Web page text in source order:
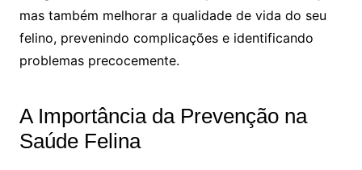
mas também melhorar a qualidade de vida do seu
felino, prevenindo complicações e identificando
problemas precocemente.
A Importância da Prevenção na
Saúde Felina